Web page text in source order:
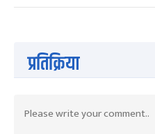
प्रतिक्रिया